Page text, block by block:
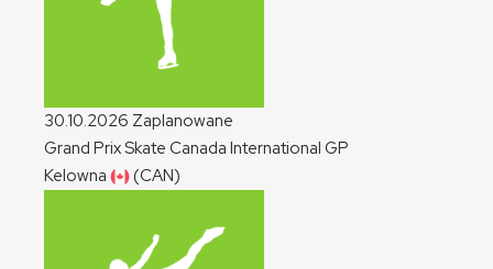
30.10.2026 Zaplanowane
Grand Prix Skate Canada International GP
Kelowna
(CAN)